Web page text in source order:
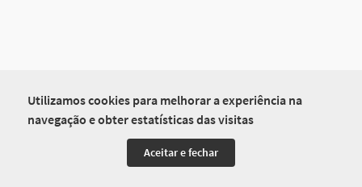
Utilizamos cookies para melhorar a experiência na
navegação e obter estatísticas das visitas
Aceitar e fechar